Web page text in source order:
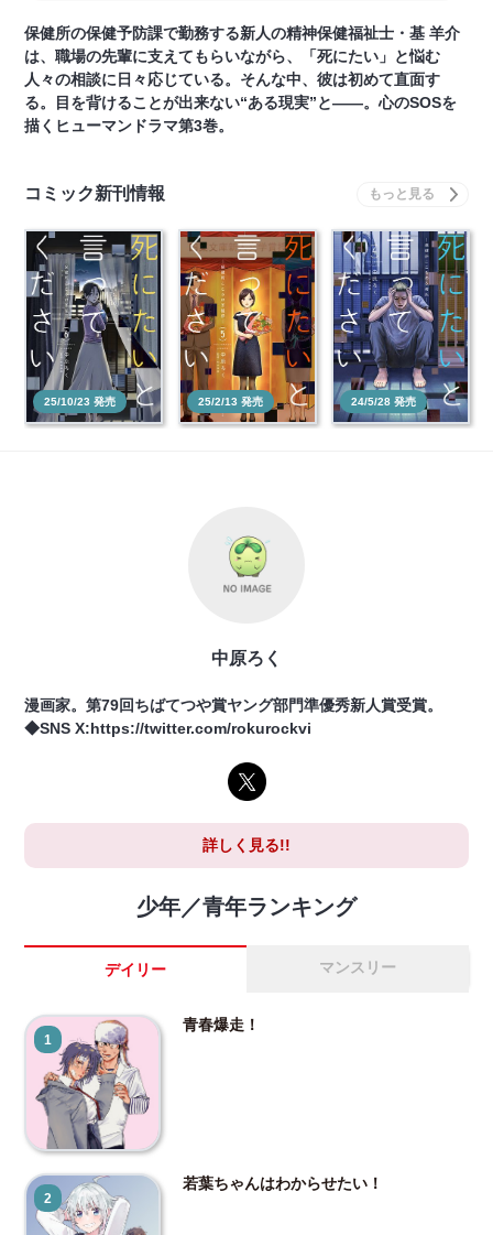
保健所の保健予防課で勤務する新人の精神保健福祉士・基 羊介
は、職場の先輩に支えてもらいながら、「死にたい」と悩む
人々の相談に日々応じている。そんな中、彼は初めて直面す
る。目を背けることが出来ない“ある現実”と――。心のSOSを
描くヒューマンドラマ第3巻。
コミック新刊情報
25/10/23 発売
死にたいと言ってくだ
さい ―保健所こころ
の…
本を買う
25/2/13 発売
死にたいと言ってくだ
さい ―保健所こころ
の…
本を買う
24/5/28 発売
死にたいと言ってくだ
さい ―保健所こころ
の…
本を買う
中原ろく
漫画家。第79回ちばてつや賞ヤング部門準優秀新人賞受賞。
◆SNS X:https://twitter.com/rokurockvi
詳しく見る!!
少年／青年ランキング
デイリー マンスリー
1
青春爆走！
2
若葉ちゃんはわからせたい！